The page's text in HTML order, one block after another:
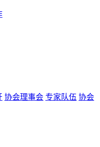
协会理事会 专家队伍 协会